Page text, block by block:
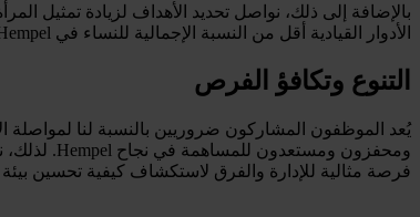
الأدوار القيادية أقل من النسبة الإجمالية للنساء في Hempel. فلا يزال هناك عمل ينبغي القيام به.
التنوع وتكافؤ الفرص
يُعد الموظفون المشاركون ضروريين بالنسبة لنا لمواصلة
فرصة مثالية للإدارة والفرق لاستكشاف كيفية تحسين